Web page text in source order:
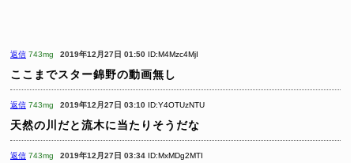
返信 743mg 2019年12月27日 01:50 ID:M4Mzc4MjI
ここまでスター錦野の動画無し
返信 743mg 2019年12月27日 03:10 ID:Y4OTUzNTU
天然の川だと流木に当たりそうだな
返信 743mg 2019年12月27日 03:34 ID:MxMDg2MTI